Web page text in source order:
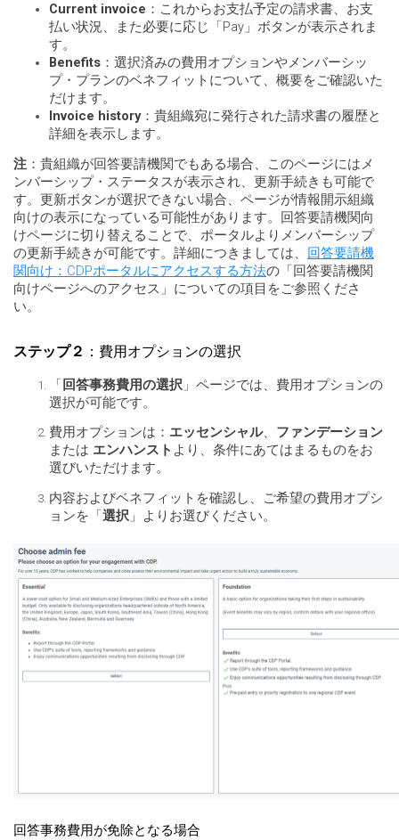
Current invoice ：これからお支払予定の請求書、お支
払い状況、また必要に応じ「Pay」ボタンが表示されま
す。
Benefits ：選択済みの費用オプションやメンバーシッ
プ・プランのベネフィットについて、概要をご確認いた
だけます。
Invoice history：貴組織宛に発行された請求書の履歴と
詳細を表示します。
注 ：貴組織が回答要請機関でもある場合、このページにはメ
ンバーシップ・ステータスが表示され、更新手続きも可能で
す。更新ボタンが選択できない場合、ページが情報開示組織
向けの表示になっている可能性があります。回答要請機関向
けページに切り替えることで、ポータルよりメンバーシップ
の更新手続きが可能です。詳細につきましては、 回答要請機
関向け：CDPポータルにアクセスする方法の「回答要請機関
向けページへのアクセス」についての項目をご参照くださ
い。
ステップ２ ：費用オプションの選択
「 回答事務費用の選択 」ページでは、費用オプションの
選択が可能です。
費用オプションは： エッセンシャル、 ファンデーション
または エンハンスト より、条件にあてはまるものをお
選びいただけます。
内容およびベネフィットを確認し、ご希望の費用オプシ
ョンを「選択 」よりお選びください。
回答事務費用が免除となる場合